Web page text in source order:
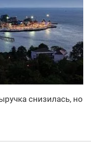
снизилась, но